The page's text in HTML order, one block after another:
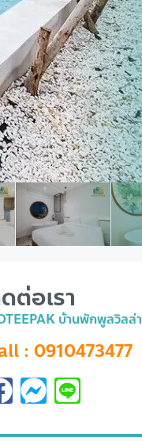
ต่อเรา
บ้านพักพูลวิลล่า
: 0910473477